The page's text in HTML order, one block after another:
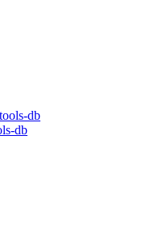
db